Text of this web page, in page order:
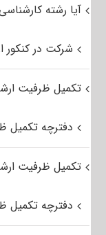
آیا رشته
شرکت در کنکور
تکمیل ظرفیت ارشد
دفترچه تکمیل
تکمیل ظرفیت ارشد
دفترچه تکمیل